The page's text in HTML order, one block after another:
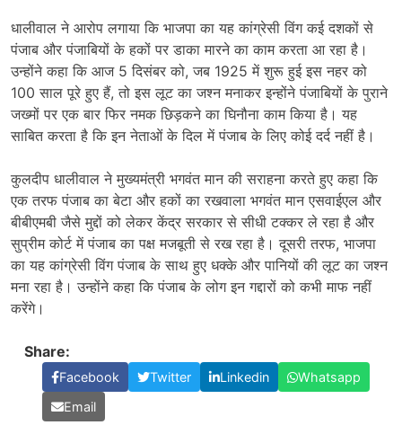
धालीवाल ने आरोप लगाया कि भाजपा का यह कांग्रेसी विंग कई दशकों से
पंजाब और पंजाबियों के हकों पर डाका मारने का काम करता आ रहा है।
उन्होंने कहा कि आज 5 दिसंबर को, जब 1925 में शुरू हुई इस नहर को
100 साल पूरे हुए हैं, तो इस लूट का जश्न मनाकर इन्होंने पंजाबियों के पुराने
जख्मों पर एक बार फिर नमक छिड़कने का घिनौना काम किया है। यह
साबित करता है कि इन नेताओं के दिल में पंजाब के लिए कोई दर्द नहीं है।
कुलदीप धालीवाल ने मुख्यमंत्री भगवंत मान की सराहना करते हुए कहा कि
एक तरफ पंजाब का बेटा और हकों का रखवाला भगवंत मान एसवाईएल और
बीबीएमबी जैसे मुद्दों को लेकर केंद्र सरकार से सीधी टक्कर ले रहा है और
सुप्रीम कोर्ट में पंजाब का पक्ष मजबूती से रख रहा है। दूसरी तरफ, भाजपा
का यह कांग्रेसी विंग पंजाब के साथ हुए धक्के और पानियों की लूट का जश्न
मना रहा है। उन्होंने कहा कि पंजाब के लोग इन गद्दारों को कभी माफ नहीं
करेंगे।
Share:
Facebook Twitter Linkedin
Whatsapp
Email